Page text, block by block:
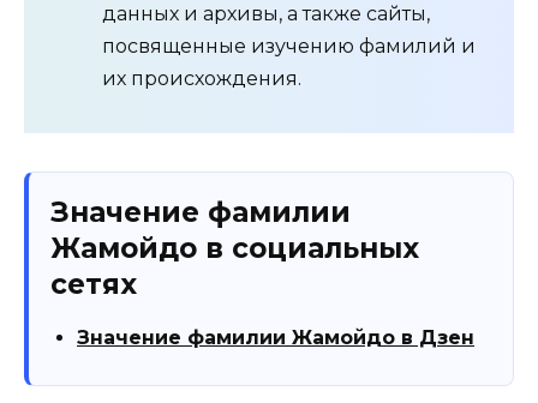
данных и архивы, а также сайты,
посвященные изучению фамилий и
их происхождения.
Значение фамилии
Жамойдо в социальных
сетях
Значение фамилии Жамойдо в Дзен